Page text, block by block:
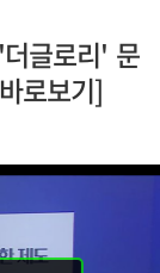
글로리' 문
로보기]